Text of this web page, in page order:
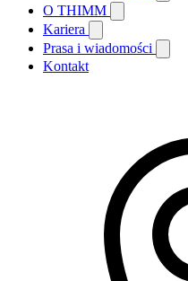
O THIMM
Kariera
Prasa i wiadomości
Kontakt